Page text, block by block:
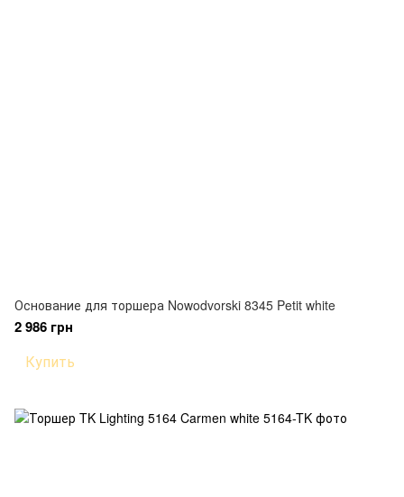
Основание для торшера Nowodvorski 8345 Petit white
2 986 грн
Купить